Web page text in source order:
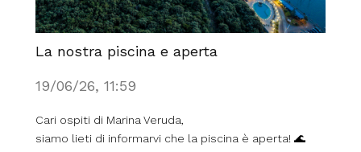
La nostra piscina e aperta
19/06/26, 11:59
Cari ospiti di Marina Veruda,
siamo lieti di informarvi che la piscina è aperta! 🌊